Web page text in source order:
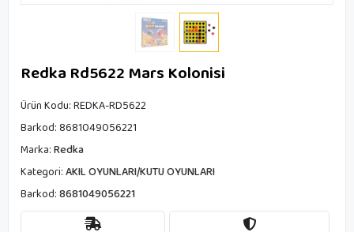
Redka Rd5622 Mars Kolonisi
Ürün Kodu:REDKA-RD5622
Barkod:8681049056221
Marka:Redka
Kategori:AKIL OYUNLARI/KUTU OYUNLARI
Barkod:8681049056221